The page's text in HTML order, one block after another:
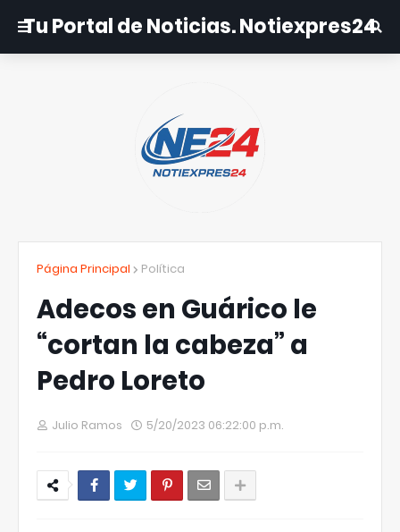
Tu Portal de Noticias. Notiexpres24
Página Principal Política
Adecos en Guárico le
“cortan la cabeza” a
Pedro Loreto
Julio Ramos 5/20/2023 06:22:00 p.m.